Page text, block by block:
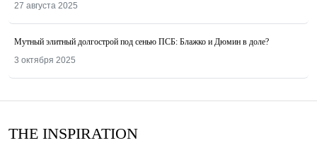
27 августа 2025
Мутный элитный долгострой под сенью ПСБ: Блажко и Дюмин в доле?
3 октября 2025
THE INSPIRATION